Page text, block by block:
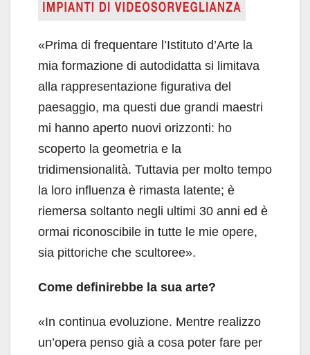
«Prima di frequentare l’Istituto d’Arte la
mia formazione di autodidatta si limitava
alla rappresentazione figurativa del
paesaggio, ma questi due grandi maestri
mi hanno aperto nuovi orizzonti: ho
scoperto la geometria e la
tridimensionalità. Tuttavia per molto tempo
la loro influenza è rimasta latente; è
riemersa soltanto negli ultimi 30 anni ed è
ormai riconoscibile in tutte le mie opere,
sia pittoriche che scultoree».
Come definirebbe la sua arte?
«In continua evoluzione. Mentre realizzo
un’opera penso già a cosa poter fare per